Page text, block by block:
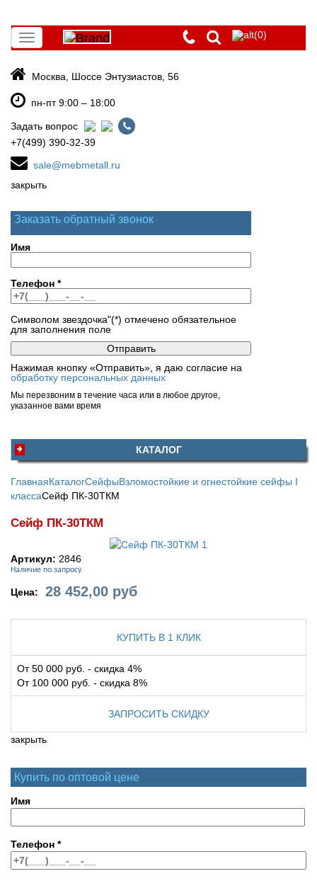
Toggle
navigation
(0)
Москва, Шоссе Энтузиастов, 56
пн-пт 9:00 – 18:00
Задать вопрос
+7(499) 390-32-39
sale@mebmetall.ru
закрыть
Заказать обратный звонок
Имя
Телефон *
Символом звездочка"(*) отмечено обязательное
для заполнения поле
Нажимая кнопку «Отправить», я даю согласие на
обработку персональных данных
Мы перезвоним в течение часа или в любое другое,
указанное вами время
КАТАЛОГ
ГлавнаяКаталогСейфыВзломостойкие и огнестойкие сейфы I
классаСейф ПК-30ТКМ
Сейф ПК-30ТКМ
Артикул: 2846
Наличие по запросу
Цена: 28 452,00 руб
КУПИТЬ В 1 КЛИК
От 50 000 руб. - скидка 4%
От 100 000 руб. - скидка 8%
ЗАПРОСИТЬ СКИДКУ
закрыть
Купить по оптовой цене
Имя
Телефон *